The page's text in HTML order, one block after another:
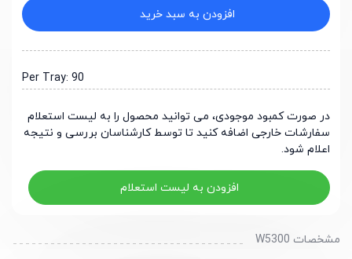
افزودن به سبد خرید
Per Tray: 90
در صورت کمبود موجودی، می توانید محصول را به لیست استعلام
سفارشات خارجی اضافه کنید تا توسط کارشناسان بررسی و نتیجه
اعلام شود.
افزودن به لیست استعلام
مشخصات W5300